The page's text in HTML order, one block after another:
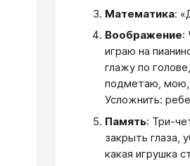
Математика:
Воображение:
играю на
глажу по
подметаю, мою,
Усложнить:
Память: Три-
закрыть глаза,
какая игрушка